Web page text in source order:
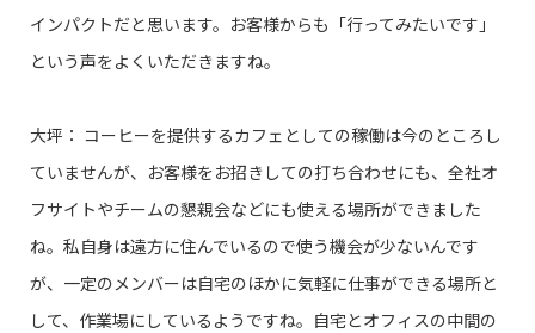
インパクトだと思います。お客様からも「行ってみたいです」
という声をよくいただきますね。
大坪： コーヒーを提供するカフェとしての稼働は今のところし
ていませんが、お客様をお招きしての打ち合わせにも、全社オ
フサイトやチームの懇親会などにも使える場所ができました
ね。私自身は遠方に住んでいるので使う機会が少ないんです
が、一定のメンバーは自宅のほかに気軽に仕事ができる場所と
して、作業場にしているようですね。自宅とオフィスの中間の